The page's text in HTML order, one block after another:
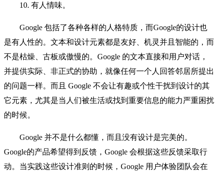
10. 有人情味。
Google 包括了各种各样的人格特质，而Google的设计也
是有人性的。文本和设计元素都是友好、机灵并且智能的，而
不是枯燥、古板或傲慢的。Google 的文本直接和用户对话，
并提供实际、非正式的协助，就像任何一个人回答邻居所提出
的问题一样。而且 Google 不会让有趣或个性干扰到设计的其
它元素，尤其是当人们被生活或找到重要信息的能力严重困扰
的时候。
Google 并不是什么都懂，而且没有设计是完美的。
Google的产品希望得到反馈，Google 会根据这些反馈采取行
动。当实践这些设计准则的时候，Google 用户体验团队会在